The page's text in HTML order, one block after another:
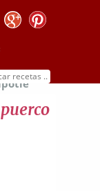
de